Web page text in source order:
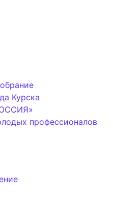
Курска
профессионалов